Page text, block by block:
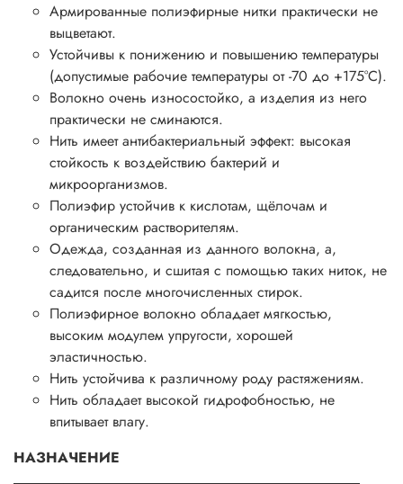
Армированные полиэфирные нитки практически не
выцветают.
Устойчивы к понижению и повышению температуры
(допустимые рабочие температуры от -70 до +175°С).
Волокно очень износостойко, а изделия из него
практически не сминаются.
Нить имеет антибактериальный эффект: высокая
стойкость к воздействию бактерий и
микроорганизмов.
Полиэфир устойчив к кислотам, щёлочам и
органическим растворителям.
Одежда, созданная из данного волокна, а,
следовательно, и сшитая с помощью таких ниток, не
садится после многочисленных стирок.
Полиэфирное волокно обладает мягкостью,
высоким модулем упругости, хорошей
эластичностью.
Нить устойчива к различному роду растяжениям.
Нить обладает высокой гидрофобностью, не
впитывает влагу.
НАЗНАЧЕНИЕ